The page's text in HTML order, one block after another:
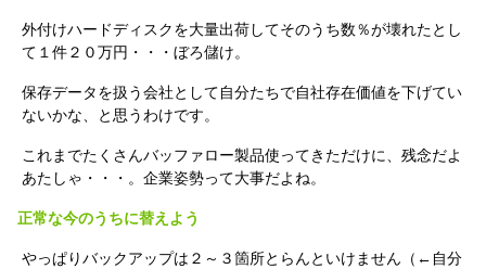
外付けハードディスクを大量出荷してそのうち数％が壊れたとし
て１件２０万円・・・ぼろ儲け。
保存データを扱う会社として自分たちで自社存在価値を下げてい
ないかな、と思うわけです。
これまでたくさんバッファロー製品使ってきただけに、残念だよ
あたしゃ・・・。企業姿勢って大事だよね。
正常な今のうちに替えよう
やっぱりバックアップは２～３箇所とらんといけません（←自分